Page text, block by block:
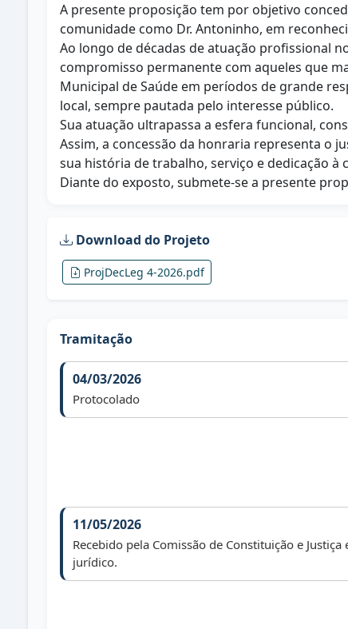
A presente proposição tem por objetivo
comunidade como Dr. Antoninho, em
Ao longo de décadas de atuação profissional
compromisso permanente com aqueles que
Municipal de Saúde em períodos de grande
local, sempre pautada pelo interesse público.
Sua atuação ultrapassa a esfera funcional,
Assim, a concessão da honraria representa o
sua história de trabalho, serviço e dedicação à
Diante do exposto, submete-se a presente
Download do Projeto
ProjDecLeg 4-2026.pdf
Tramitação
04/03/2026
Protocolado
11/05/2026
Recebido pela Comissão de Constituição e
jurídico.